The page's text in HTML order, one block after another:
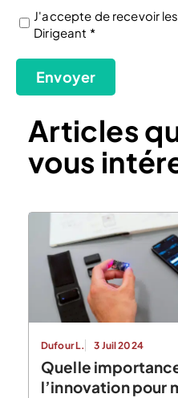
(Nécessaire)
J'accepte de recevoir
Dirigeant *
Envoyer
Articles
vous
Dufour L. 3 Juil 2024
Quelle
l’innovation pour